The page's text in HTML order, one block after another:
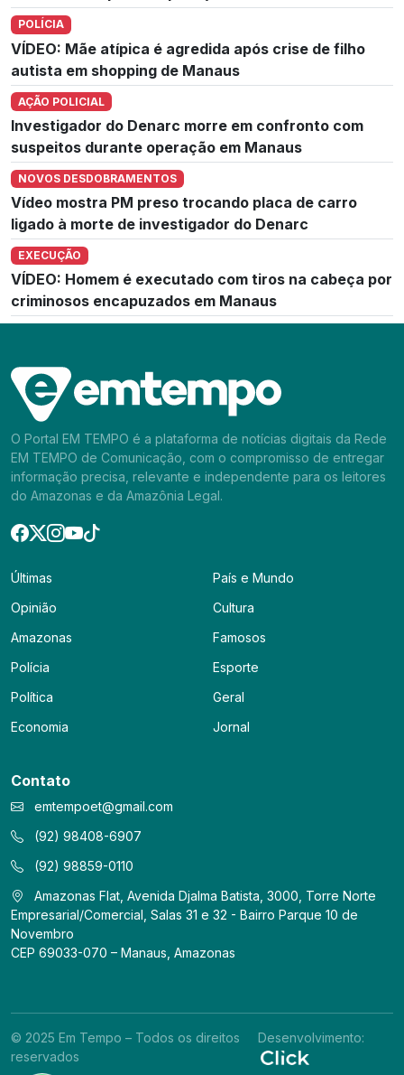
POLÍCIA
VÍDEO: Mãe atípica é agredida após crise de filho
autista em shopping de Manaus
AÇÃO POLICIAL
Investigador do Denarc morre em confronto com
suspeitos durante operação em Manaus
NOVOS DESDOBRAMENTOS
Vídeo mostra PM preso trocando placa de carro
ligado à morte de investigador do Denarc
EXECUÇÃO
VÍDEO: Homem é executado com tiros na cabeça por
criminosos encapuzados em Manaus
O Portal EM TEMPO é a plataforma de notícias digitais da Rede
EM TEMPO de Comunicação, com o compromisso de entregar
informação precisa, relevante e independente para os leitores
do Amazonas e da Amazônia Legal.
Últimas
Opinião
Amazonas
Polícia
Política
Economia
País e Mundo
Cultura
Famosos
Esporte
Geral
Jornal
Contato
emtempoet@gmail.com
(92) 98408-6907
(92) 98859-0110
Amazonas Flat, Avenida Djalma Batista, 3000, Torre Norte
Empresarial/Comercial, Salas 31 e 32 - Bairro Parque 10 de
Novembro
CEP 69033-070 – Manaus, Amazonas
© 2025 Em Tempo – Todos os direitos
reservados
Desenvolvimento: